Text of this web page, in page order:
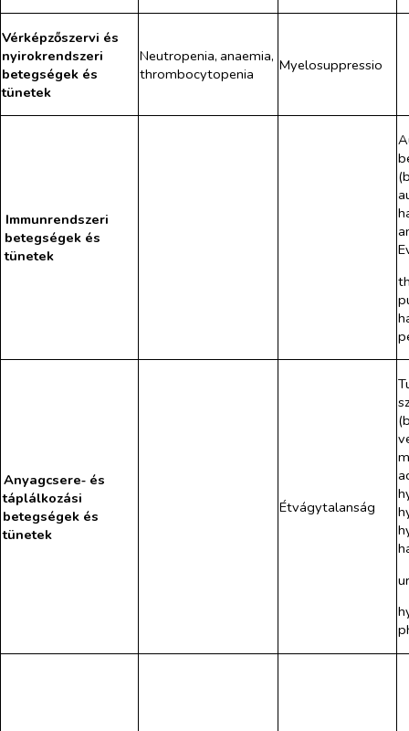
Vérképzőszervi és
nyirokrendszeri
betegségek és
tünetek
Neutropenia, anaemia,
thrombocytopenia
Myelosuppressio
Immunrendszeri
betegségek és
tünetek
Anyagcsere‑ és
táplálkozási
betegségek és
tünetek
Étvágytalanság